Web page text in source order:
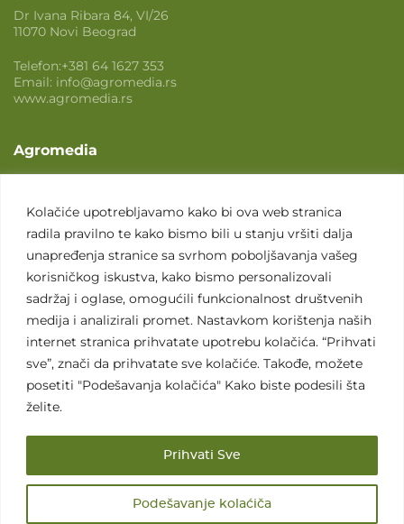
Kolačiće upotrebljavamo kako bi ova web stranica
radila pravilno te kako bismo bili u stanju vršiti dalja
unapređenja stranice sa svrhom poboljšavanja vašeg
korisničkog iskustva, kako bismo personalizovali
sadržaj i oglase, omogućili funkcionalnost društvenih
medija i analizirali promet. Nastavkom korištenja naših
internet stranica prihvatate upotrebu kolačića. “Prihvati
sve”, znači da prihvatate sve kolačiće. Takođe, možete
posetiti "Podešavanja kolačića" Kako biste podesili šta
želite.
Podešavanje kolaćiča
Prihvati Sve
Dr Ivana Ribara 84, VI/26
11070 Novi Beograd
Telefon:+381 64 1627 353
Email: info@agromedia.rs
www.agromedia.rs
Agromedia
Svet poljoprivrede
Marketing usluge
Tražimo saradnike
Kontakt
Kontakt
Sva prava zadržana. 2007 - 2026. © Agromedia d.o.o.
Uslovi korišćenja
Politika privatnosti